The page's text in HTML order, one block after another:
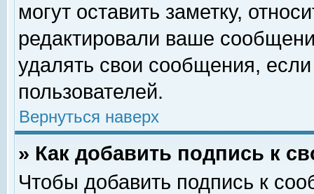
могут оставить заметку,
редактировали ваше
удалять свои сообщения,
пользователей.
Вернуться наверх
» Как добавить подпись к
Чтобы добавить подпись к